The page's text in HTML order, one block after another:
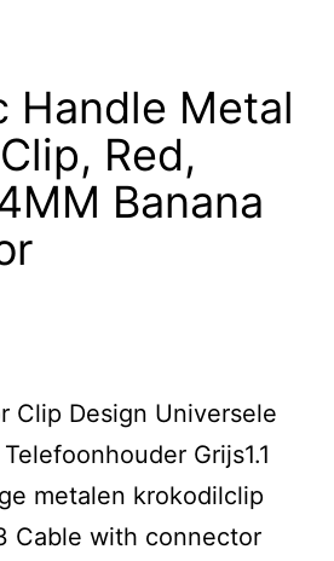
Handle Metal
Red,
Banana
Clip Design Universele
Grijs1.1
metalen krokodilclip
Cable with connector